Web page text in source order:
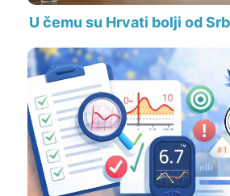
U čemu su Hrvati bolji od